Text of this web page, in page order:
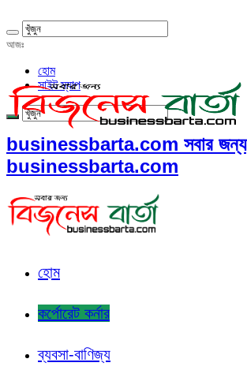
আজঃ
হোম
সাইট ম্যাপ
businessbarta.com সবার জন্য
businessbarta.com
হোম
কর্পোরেট কর্নার
ব্যবসা-বাণিজ্য